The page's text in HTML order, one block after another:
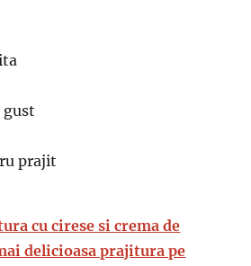
gust
prajit
cu cirese si crema de
delicioasa prajitura pe